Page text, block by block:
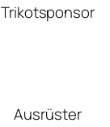
Trikotsponsor
Ausrüster